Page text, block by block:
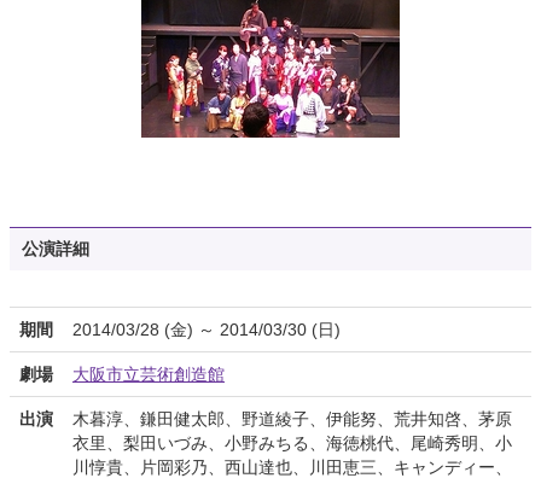
公演詳細
期間 2014/03/28 (金) ～ 2014/03/30 (日)
劇場 大阪市立芸術創造館
出演
木暮淳、鎌田健太郎、野道綾子、伊能努、荒井知啓、茅原
衣里、梨田いづみ、小野みちる、海徳桃代、尾崎秀明、小
川惇貴、片岡彩乃、西山達也、川田恵三、キャンディー、